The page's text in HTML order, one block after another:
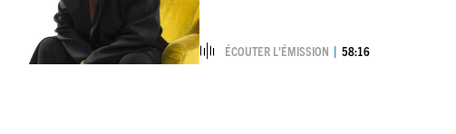
ÉCOUTER L’ÉMISSION 58:16